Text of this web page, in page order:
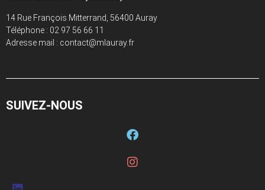
14 Rue François Mitterrand, 56400 Auray
Téléphone : 02 97 56 66 11
Adresse mail : contact@mlauray.fr
SUIVEZ-NOUS